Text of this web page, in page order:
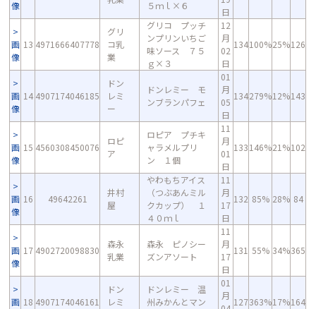
像
５ｍｌ×６
日
画
像
13 4971666407778
グリ
コ乳
業
グリコ プッチ
ンプリンいちご
味ソース ７５
ｇ×３
12
月
02
日
134100%25%126
画
像
14 4907174046185
ドン
レミ
ー
ドンレミー モ
ンブランパフェ
01
月
05
日
134279%12%143
画
像
15 4560308450076
ロピ
ア
ロピア プチキ
ャラメルプリ
ン １個
11
月
01
日
133146%21%102
画
像
16 49642261
井村
屋
やわもちアイス
（つぶあんミル
クカップ） １
４０ｍｌ
11
月
17
日
132 85% 28% 84
画
像
17 4902720098830
森永
乳業
森永 ピノシー
ズンアソート
11
月
17
日
131 55% 34%365
画 18 4907174046161
ドン
レミ
ドンレミー 温
州みかんとマン
01
月
127363%17%164